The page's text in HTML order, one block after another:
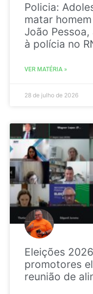
Policia:
matar
João
à polícia no
VER MATÉRIA »
28 de julho de 2026
Eleições
promotores
reunião de